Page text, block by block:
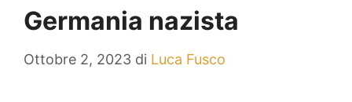
Germania nazista
Ottobre 2, 2023 di Luca Fusco